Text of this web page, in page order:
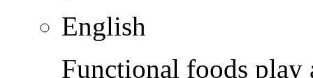
English
Functional foods